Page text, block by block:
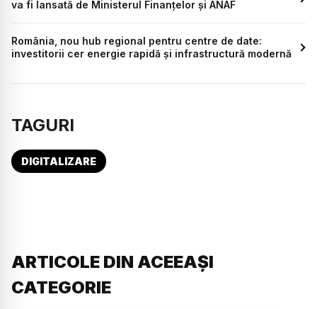
va fi lansată de Ministerul Finanțelor și ANAF
România, nou hub regional pentru centre de date:
investitorii cer energie rapidă și infrastructură modernă
TAGURI
DIGITALIZARE
ARTICOLE DIN ACEEAȘI
CATEGORIE